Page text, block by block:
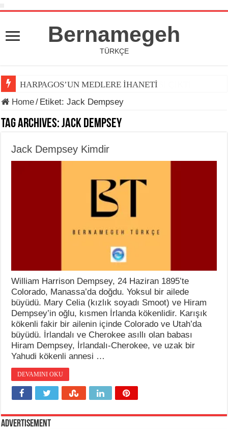
Bernamegeh
TÜRKÇE
HARPAGOS’UN MEDLERE İHANETİ
Home/ Etiket:Jack Dempsey
Tag Archives:Jack Dempsey
Jack Dempsey Kimdir
William Harrison Dempsey, 24 Haziran 1895’te
Colorado, Manassa’da doğdu. Yoksul bir ailede
büyüdü. Mary Celia (kızlık soyadı Smoot) ve Hiram
Dempsey’in oğlu, kısmen İrlanda kökenlidir. Karışık
kökenli fakir bir ailenin içinde Colorado ve Utah’da
büyüdü. İrlandalı ve Cherokee asıllı olan babası
Hiram Dempsey, İrlandalı-Cherokee, ve uzak bir
Yahudi kökenli annesi …
DEVAMINI OKU
Advertisement